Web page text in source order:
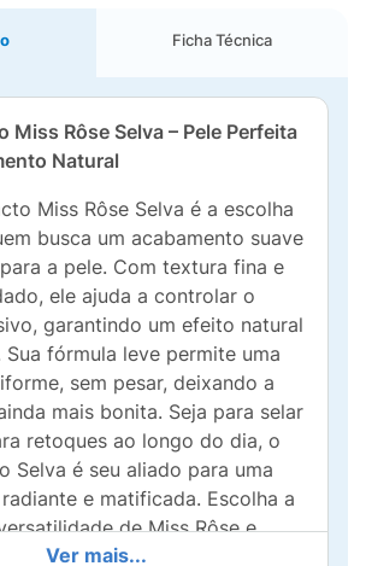
Ficha Técnica
Miss Rôse Selva – Pele Perfeita
Natural
Miss Rôse Selva é a escolha
busca um acabamento suave
a pele. Com textura fina e
ele ajuda a controlar o
garantindo um efeito natural
fórmula leve permite uma
sem pesar, deixando a
mais bonita. Seja para selar
retoques ao longo do dia, o
Selva é seu aliado para uma
e matificada. Escolha a
de Miss Rôse e
de forma única!
Ver mais...